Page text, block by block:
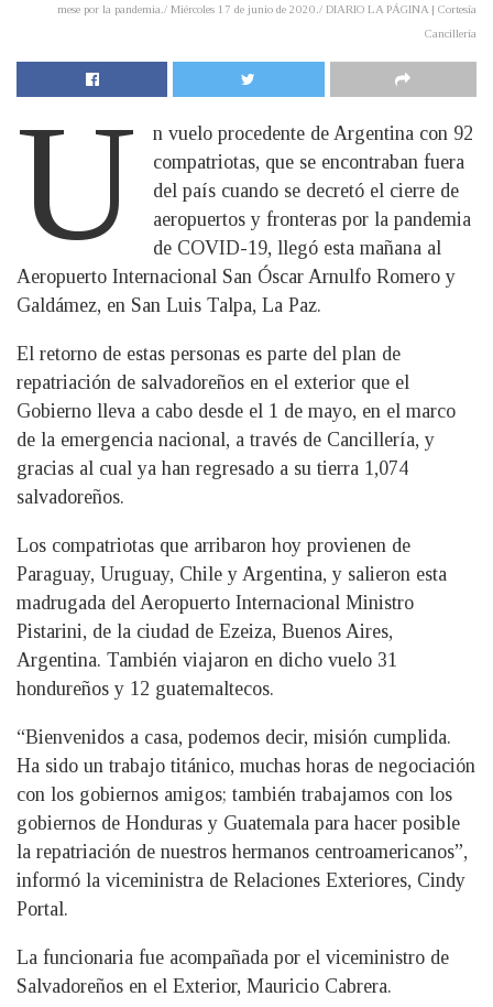
mese por la pandemia./ Miércoles 17 de junio de 2020./ DIARIO LA PÁGINA | Cortesía
Cancillería
U
n vuelo procedente de Argentina con 92
compatriotas, que se encontraban fuera
del país cuando se decretó el cierre de
aeropuertos y fronteras por la pandemia
de COVID-19, llegó esta mañana al
Aeropuerto Internacional San Óscar Arnulfo Romero y
Galdámez, en San Luis Talpa, La Paz.
El retorno de estas personas es parte del plan de
repatriación de salvadoreños en el exterior que el
Gobierno lleva a cabo desde el 1 de mayo, en el marco
de la emergencia nacional, a través de Cancillería, y
gracias al cual ya han regresado a su tierra 1,074
salvadoreños.
Los compatriotas que arribaron hoy provienen de
Paraguay, Uruguay, Chile y Argentina, y salieron esta
madrugada del Aeropuerto Internacional Ministro
Pistarini, de la ciudad de Ezeiza, Buenos Aires,
Argentina. También viajaron en dicho vuelo 31
hondureños y 12 guatemaltecos.
“Bienvenidos a casa, podemos decir, misión cumplida.
Ha sido un trabajo titánico, muchas horas de negociación
con los gobiernos amigos; también trabajamos con los
gobiernos de Honduras y Guatemala para hacer posible
la repatriación de nuestros hermanos centroamericanos”,
informó la viceministra de Relaciones Exteriores, Cindy
Portal.
La funcionaria fue acompañada por el viceministro de
Salvadoreños en el Exterior, Mauricio Cabrera.